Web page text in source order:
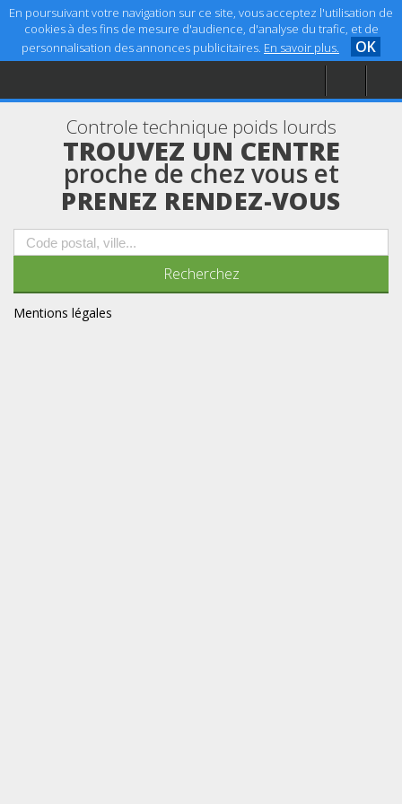
En poursuivant votre navigation sur ce site, vous acceptez l'utilisation de
cookies à des fins de mesure d'audience, d'analyse du trafic, et de
personnalisation des annonces publicitaires. En savoir plus. OK
Accueil
Aide
Mentions légales
Controle technique poids lourds
TROUVEZ UN CENTRE
proche de chez vous et
PRENEZ RENDEZ-VOUS
Mentions légales